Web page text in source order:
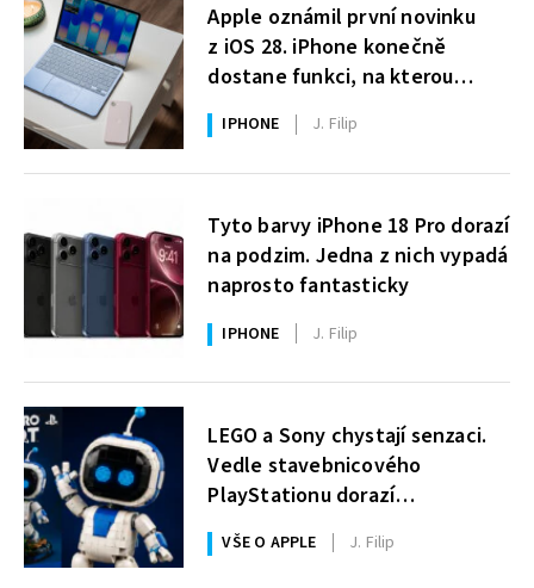
Apple oznámil první novinku
z iOS 28. iPhone konečně
dostane funkci, na kterou
uživatelé Windows čekají roky
IPHONE J. Filip
Tyto barvy iPhone 18 Pro dorazí
na podzim. Jedna z nich vypadá
naprosto fantasticky
IPHONE J. Filip
LEGO a Sony chystají senzaci.
Vedle stavebnicového
PlayStationu dorazí
i legendární Astro Bot a bude
zdarma
VŠE O APPLE J. Filip